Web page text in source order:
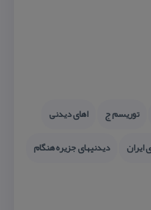
توریسم ج
اهای دیدنی
ایران
دیدنیهای جزیره هنگام